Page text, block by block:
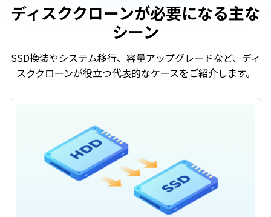
ディスククローンが必要になる主な
シーン
SSD換装やシステム移行、容量アップグレードなど、ディ
スククローンが役立つ代表的なケースをご紹介します。